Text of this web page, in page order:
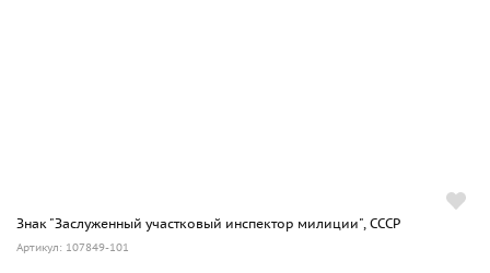
Знак "Заслуженный участковый инспектор милиции", СССР
Артикул: 107849-101